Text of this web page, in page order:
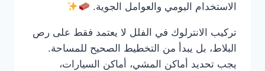
الاستخدام اليومي والعوامل الجوية.
تركيب الانترلوك في الفلل لا يعتمد فقط على رص
البلاط، بل يبدأ من التخطيط الصحيح للمساحة.
يجب تحديد أماكن المشي، أماكن السيارات،